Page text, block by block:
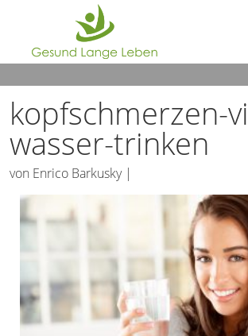
Deine Frage?
kopfschmerzen-
wasser-trinken
von Enrico Barkusky|